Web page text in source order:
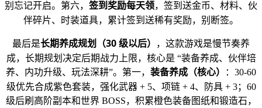
别忘记开启。第六， 签到奖励每天领，签到送金币、材料、伙
伴碎片、时装道具，累计签到送稀有奖励，别断签。
最后是长期养成规划（30 级以后）
，这款游戏是慢节奏养
成，长期规划决定后期战力上限，核心是 “装备养成、伙伴培
养、内功升级、玩法深耕”。第一， 装备养成（核心）
：30-60
级优先合成紫色套装，强化武器 + 5、项链 + 4、防具 + 3；60
级后刷高阶副本和世界 BOSS，积累橙色装备图纸和锻造石，